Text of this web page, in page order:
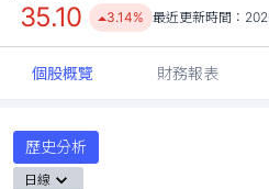
35.10 3.14% 最近更新時間：
個股概覽 財務報表
歷史分析
日線